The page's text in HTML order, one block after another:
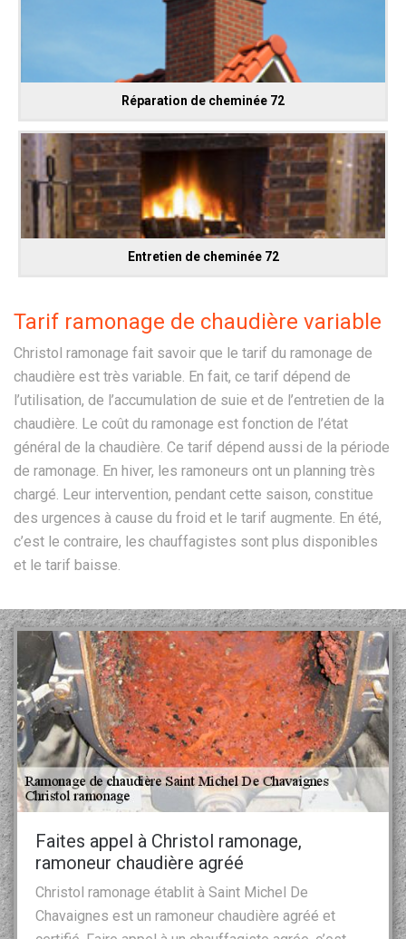
Réparation de cheminée 72
Entretien de cheminée 72
Tarif ramonage de chaudière variable
Christol ramonage fait savoir que le tarif du ramonage de
chaudière est très variable. En fait, ce tarif dépend de
l’utilisation, de l’accumulation de suie et de l’entretien de la
chaudière. Le coût du ramonage est fonction de l’état
général de la chaudière. Ce tarif dépend aussi de la période
de ramonage. En hiver, les ramoneurs ont un planning très
chargé. Leur intervention, pendant cette saison, constitue
des urgences à cause du froid et le tarif augmente. En été,
c’est le contraire, les chauffagistes sont plus disponibles
et le tarif baisse.
Faites appel à Christol ramonage,
ramoneur chaudière agréé
Christol ramonage établit à Saint Michel De
Chavaignes est un ramoneur chaudière agréé et